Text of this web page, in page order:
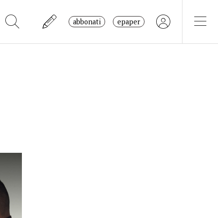
abbonati epaper